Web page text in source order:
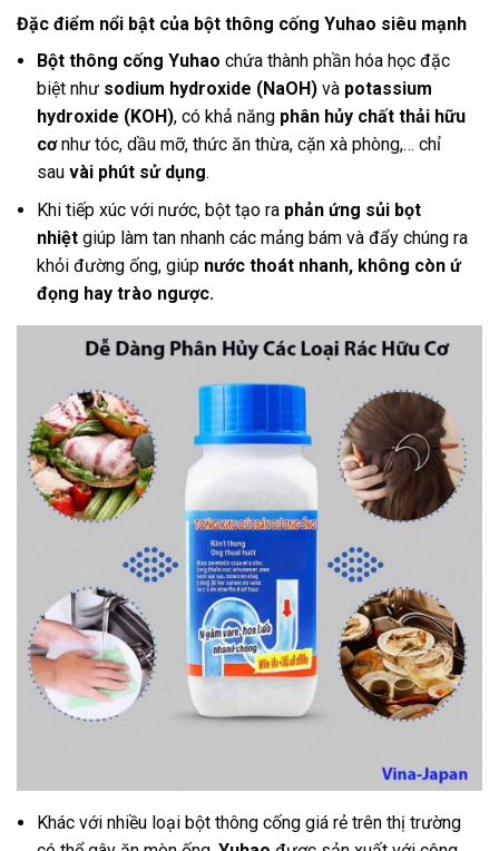
Đặc điểm nổi bật của bột thông cống Yuhao siêu mạnh
Bột thông cống Yuhao chứa thành phần hóa học đặc
biệt như sodium hydroxide (NaOH) và potassium
hydroxide (KOH), có khả năng phân hủy chất thải hữu
cơnhư tóc, dầu mỡ, thức ăn thừa, cặn xà phòng,… chỉ
sau vài phút sử dụng.
Khi tiếp xúc với nước, bột tạo ra phản ứng sủi bọt
nhiệt giúp làm tan nhanh các mảng bám và đẩy chúng ra
khỏi đường ống, giúp nước thoát nhanh, không còn ứ
đọng hay trào ngược.
Khác với nhiều loại bột thông cống giá rẻ trên thị trường